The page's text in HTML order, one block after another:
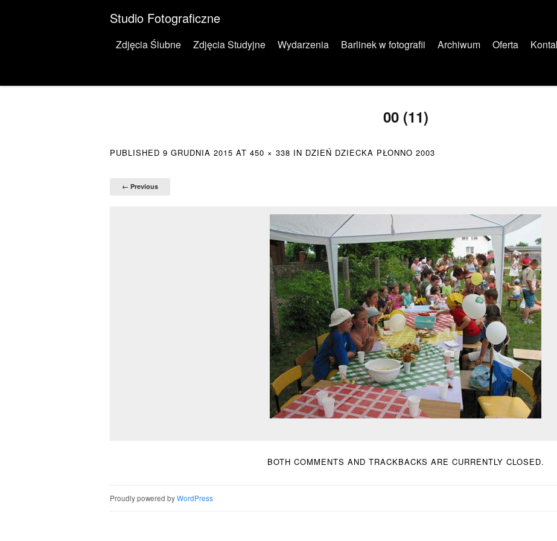
Studio Fotograficzne
Menu
Skip to content
Zdjęcia Ślubne Zdjęcia Studyjne Wydarzenia Barlinek w fotografii Archiwum Oferta
00 (11)
PUBLISHED 9 GRUDNIA 2015 AT 450 × 338 IN DZIEŃ DZIECKA PŁONNO 2003
← Previous
BOTH COMMENTS AND TRACKBACKS ARE CURRENTLY CLOSED.
Proudly powered byWordPress